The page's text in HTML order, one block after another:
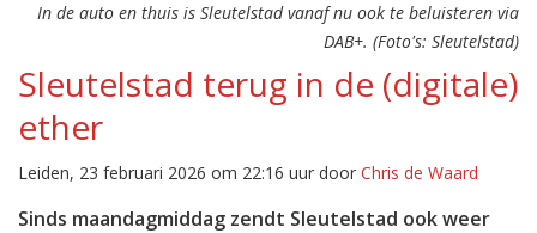
In de auto en thuis is Sleutelstad vanaf nu ook te beluisteren via
DAB+. (Foto's: Sleutelstad)
Sleutelstad terug in de (digitale)
ether
Leiden, 23 februari 2026 om 22:16 uur door Chris de Waard
Sinds maandagmiddag zendt Sleutelstad ook weer